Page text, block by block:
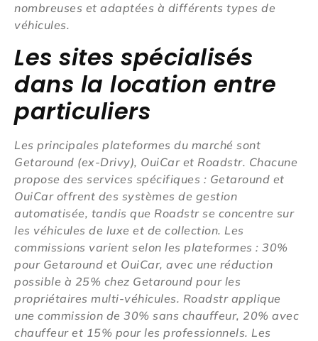
nombreuses et adaptées à différents types de
véhicules.
Les sites spécialisés
dans la location entre
particuliers
Les principales plateformes du marché sont
Getaround (ex-Drivy), OuiCar et Roadstr. Chacune
propose des services spécifiques : Getaround et
OuiCar offrent des systèmes de gestion
automatisée, tandis que Roadstr se concentre sur
les véhicules de luxe et de collection. Les
commissions varient selon les plateformes : 30%
pour Getaround et OuiCar, avec une réduction
possible à 25% chez Getaround pour les
propriétaires multi-véhicules. Roadstr applique
une commission de 30% sans chauffeur, 20% avec
chauffeur et 15% pour les professionnels. Les